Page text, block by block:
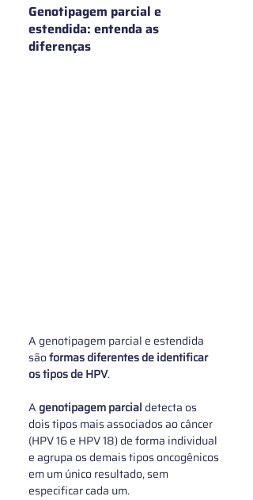
Genotipagem parcial e
estendida: entenda as
diferenças
A genotipagem parcial e estendida
são formas diferentes de identificar
os tipos de HPV.
A genotipagem parcial detecta os
dois tipos mais associados ao câncer
(HPV 16 e HPV 18) de forma individual
e agrupa os demais tipos oncogênicos
em um único resultado, sem
especificar cada um.